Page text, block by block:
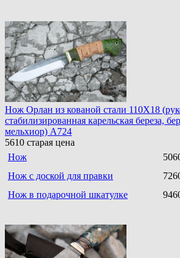
Нож Орлан из кованой стали 110Х18
стабилизированная карельская береза,
мельхиор) A724
5610 старая цена
Нож
Нож с доской для правки
Нож в подарочной шкатулке